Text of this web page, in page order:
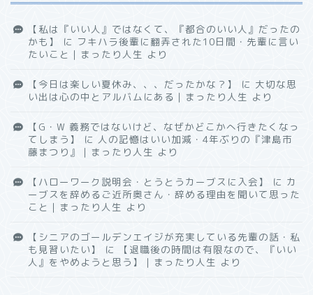
【私は『いい人』ではなくて、『都合のいい人』だったの
かも】
に フキハラ後輩に翻弄された10日間・先輩に言い
たいこと｜まったり人生 より
【今日は楽しい夏休み、、、だったかな？】 に 大切な思
い出は心の中とアルバムにある｜まったり人生 より
【G・W 義務ではないけど、なぜかどこかへ行きたくなっ
てしまう】
に 人の記憶はいい加減・4年ぶりの『津島市
藤まつり』｜まったり人生 より
【ハローワーク説明会・とうとうカーブスに入会】 に カ
ーブスを辞めるご近所奥さん・辞める理由を聞いて思った
こと｜まったり人生 より
【シニアのゴールデンエイジが充実している先輩の話・私
も見習いたい】
に
【退職後の時間は有限なので、『いい
人』をやめようと思う】｜まったり人生 より